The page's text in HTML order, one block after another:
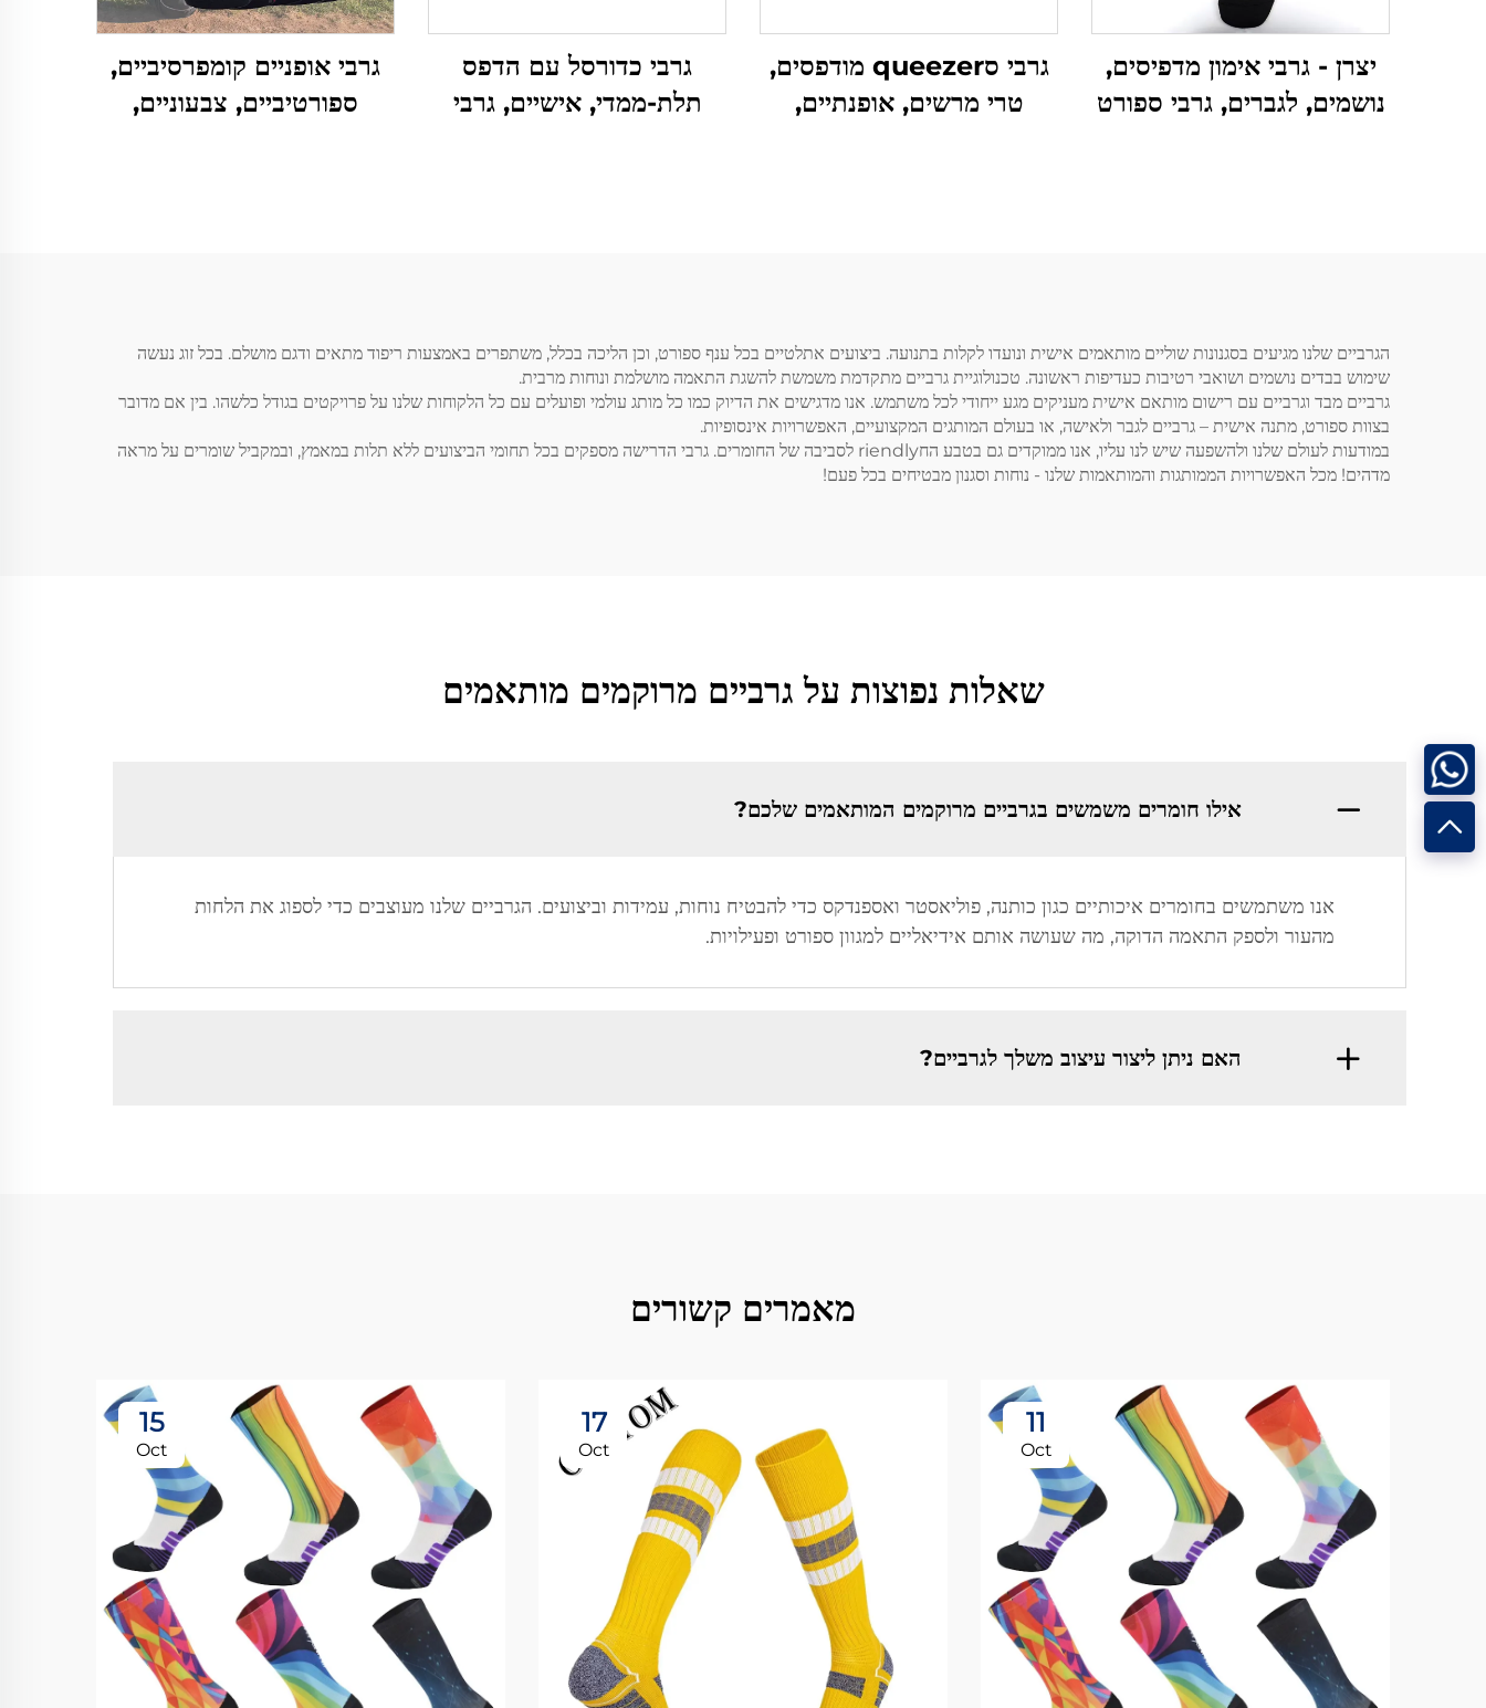
יצרן - גרבי אימון מדפיסים,
נושמים, לגברים, גרבי ספורט
גרבי סqueezer מודפסים,
טרי מרשים, אופנתיים,
גרבי כדורסל עם הדפס
תלת-ממדי, אישיים, גרבי
גרבי אופניים קומפרסיביים,
ספורטיביים, צבעוניים,
הגרביים שלנו מגיעים בסגנונות שוליים מותאמים אישית ונועדו לקלות בתנועה. ביצועים אתלטיים בכל ענף ספורט, וכן הליכה בכלל, משתפרים באמצעות ריפוד מתאים ודגם מושלם. בכל זוג נעשה
שימוש בבדים נושמים ושואבי רטיבות כעדיפות ראשונה. טכנולוגיית גרביים מתקדמת משמשת להשגת התאמה מושלמת ונוחות מרבית.
גרביים מבד וגרביים עם רישום מותאם אישית מעניקים מגע ייחודי לכל משתמש. אנו מדגישים את הדיוק כמו כל מותג עולמי ופועלים עם כל הלקוחות שלנו על פרויקטים בגודל כלשהו. בין אם מדובר
בצוות ספורט, מתנה אישית – גרביים לגבר ולאישה, או בעולם המותגים המקצועיים, האפשרויות אינסופיות.
במודעות לעולם שלנו ולהשפעה שיש לנו עליו, אנו ממוקדים גם בטבע החriendly לסביבה של החומרים. גרבי הדרישה מספקים בכל תחומי הביצועים ללא תלות במאמץ, ובמקביל שומרים על מראה
מדהים! מכל האפשרויות הממותגות והמותאמות שלנו - נוחות וסגנון מבטיחים בכל פעם!
שאלות נפוצות על גרביים מרוקמים מותאמים
אילו חומרים משמשים בגרביים מרוקמים המותאמים שלכם?
אנו משתמשים בחומרים איכותיים כגון כותנה, פוליאסטר ואספנדקס כדי להבטיח נוחות, עמידות וביצועים. הגרביים שלנו מעוצבים כדי לספוג את הלחות
מהעור ולספק התאמה הדוקה, מה שעושה אותם אידיאליים למגוון ספורט ופעילויות.
האם ניתן ליצור עיצוב משלך לגרביים?
מאמרים קשורים
11
Oct
17
Oct
15
Oct